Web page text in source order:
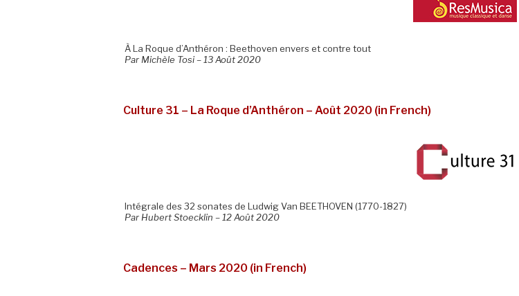
À La Roque d’Anthéron : Beethoven envers et contre tout
Par Michèle Tosi – 13 Août 2020
Culture 31 – La Roque d’Anthéron – Août 2020 (in French)
Intégrale des 32 sonates de Ludwig Van BEETHOVEN (1770-1827)
Par Hubert Stoecklin – 12 Août 2020
Cadences – Mars 2020 (in French)